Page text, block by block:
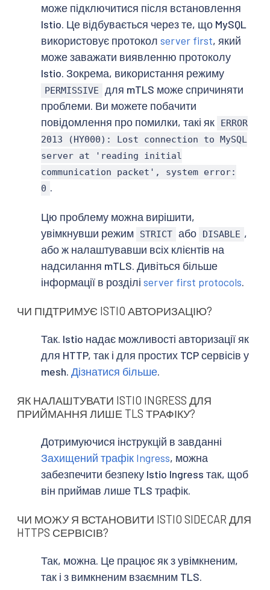
може підключитися після встановлення
Istio. Це відбувається через те, що MySQL
використовує протокол server first, який
може заважати виявленню протоколу
Istio. Зокрема, використання режиму
PERMISSIVE
для mTLS може спричиняти
проблеми. Ви можете побачити
повідомлення про помилки, такі як
ERROR
2013 (HY000): Lost connection to MySQL
server at 'reading initial
communication packet', system error:
0 .
Цю проблему можна вирішити,
увімкнувши режим
STRICT або DISABLE ,
або ж налаштувавши всіх клієнтів на
надсилання mTLS. Дивіться більше
інформації в розділі server first protocols.
ЧИ ПІДТРИМУЄ ISTIO АВТОРИЗАЦІЮ?
Так. Istio надає можливості авторизації як
для HTTP, так і для простих TCP сервісів у
mesh. Дізнатися більше.
ЯК НАЛАШТУВАТИ ISTIO INGRESS ДЛЯ
ПРИЙМАННЯ ЛИШЕ TLS ТРАФІКУ?
Дотримуючися інструкцій в завданні
Захищений трафік Ingress, можна
забезпечити безпеку Istio Ingress так, щоб
він приймав лише TLS трафік.
ЧИ МОЖУ Я ВСТАНОВИТИ ISTIO SIDECAR ДЛЯ
HTTPS СЕРВІСІВ?
Так, можна. Це працює як з увімкненим,
так і з вимкненим взаємним TLS.